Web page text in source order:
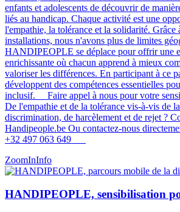
enfants et adolescents de découvrir de
liés au handicap. Chaque activité est une
l'empathie, la tolérance et la solidarité.
installations, nous n'avons plus de limites
HANDIPEOPLE se déplace pour offrir une
enrichissante où chacun apprend à mieux
valoriser les différences. En participant à ce
développent des compétences essentielles
inclusif​​​. Faire appel à nous pour votre
De l'empathie et de la tolérance vis-à-vis de
discrimination, de harcèlement et de rejet ?
Handipeople.be Ou contactez-nous
+32 497 063 649
ZoomInInfo
HANDIPEOPLE, sensibilisation